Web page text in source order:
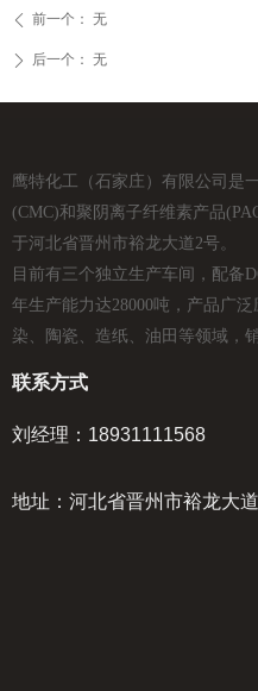
ꄴ 前一个： 无
ꄲ 后一个： 无
联系方式
刘经理：18931111568
地址：河北省晋州市裕龙大
鹰特化工（石家庄）有限公司是
(CMC)和聚阴离子纤维素产品
于河北省晋州市裕龙大道2号。
目前有三个独立生产车间，配备
年生产能力达28000吨，产品广
染、陶瓷、造纸、油田等领域，